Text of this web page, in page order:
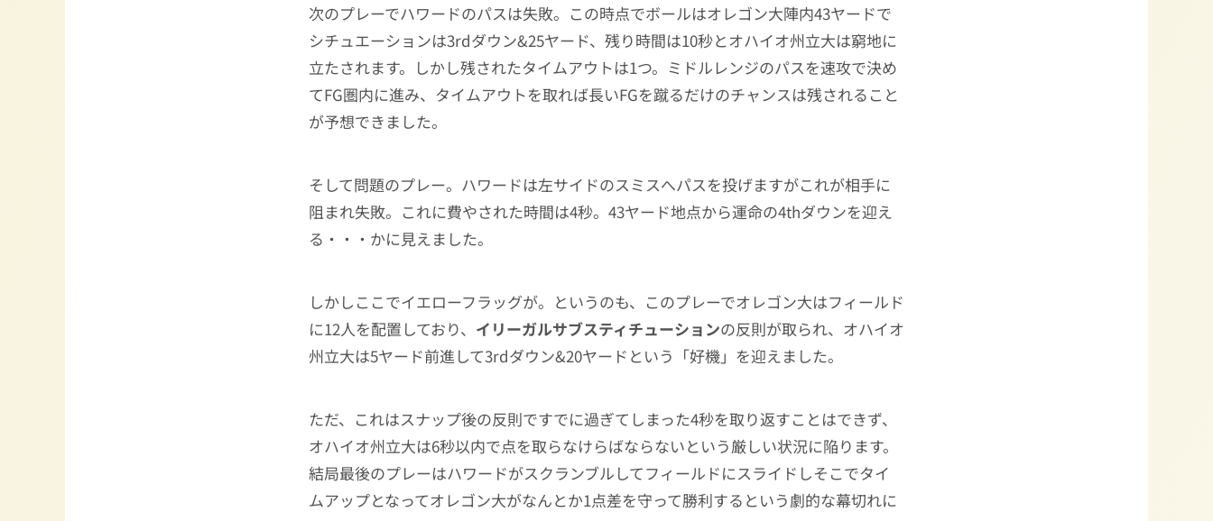
次のプレーでハワードのパスは失敗。この時点でボールはオレゴン大陣内43ヤードで
シチュエーションは3rdダウン&25ヤード、残り時間は10秒とオハイオ州立大は窮地に
立たされます。しかし残されたタイムアウトは1つ。ミドルレンジのパスを速攻で決め
てFG圏内に進み、タイムアウトを取れば長いFGを蹴るだけのチャンスは残されること
が予想できました。
そして問題のプレー。ハワードは左サイドのスミスへパスを投げますがこれが相手に
阻まれ失敗。これに費やされた時間は4秒。43ヤード地点から運命の4thダウンを迎え
る・・・かに見えました。
しかしここでイエローフラッグが。というのも、このプレーでオレゴン大はフィールド
に12人を配置しており、 イリーガルサブスティチューションの反則が取られ、オハイオ
州立大は5ヤード前進して3rdダウン&20ヤードという「好機」を迎えました。
ただ、これはスナップ後の反則ですでに過ぎてしまった4秒を取り返すことはできず、
オハイオ州立大は6秒以内で点を取らなけらばならないという厳しい状況に陥ります。
結局最後のプレーはハワードがスクランブルしてフィールドにスライドしそこでタイ
ムアップとなってオレゴン大がなんとか1点差を守って勝利するという劇的な幕切れに